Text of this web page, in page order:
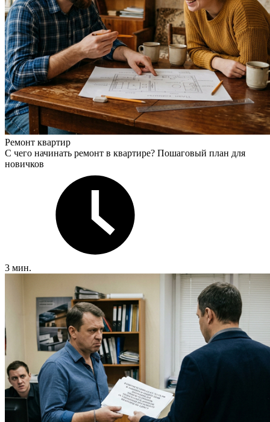
Ремонт квартир
С чего начинать ремонт в квартире? Пошаговый план для
новичков
3 мин.